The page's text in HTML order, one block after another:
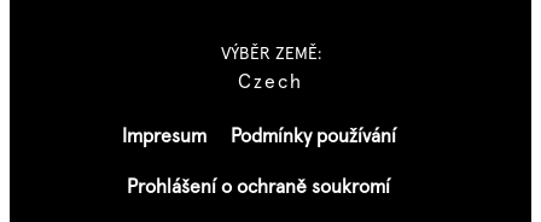
Impresum Podmínky používání
Prohlášení o ochraně soukromí
VÝBĚR ZEMĚ:
Czech